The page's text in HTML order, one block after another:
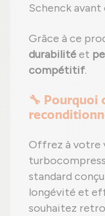
Schenck avant
Grâce à ce
durabilitéet
compétitif.
🔧 Pourquoi
Offrez à votre
standard
longévité et
souhaitez